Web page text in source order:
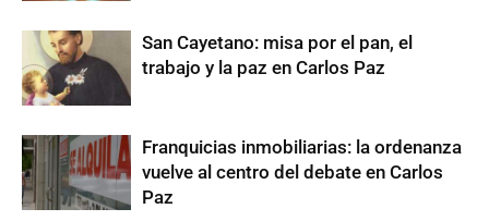
San Cayetano: misa por el pan, el
trabajo y la paz en Carlos Paz
Franquicias inmobiliarias: la ordenanza
vuelve al centro del debate en Carlos
Paz